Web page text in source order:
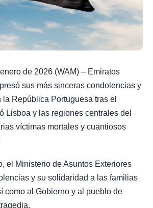
de 2026 (WAM) – Emiratos
sus más sinceras condolencias y
República Portuguesa tras el
Lisboa y las regiones centrales del
víctimas mortales y cuantiosos
el Ministerio de Asuntos Exteriores
y su solidaridad a las familias
como al Gobierno y al pueblo de